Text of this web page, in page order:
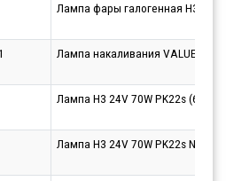
Лампа фары галогенная Н3 24V
Лампа накаливания VALUEFIT,
Лампа H3 24V 70W PK22s (64156)
Лампа H3 24V 70W PK22s NVA